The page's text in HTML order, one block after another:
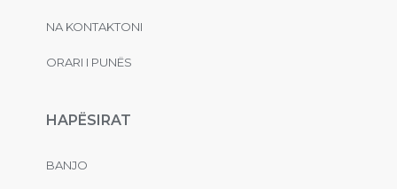
NA KONTAKTONI
ORARI I PUNËS
HAPËSIRAT
BANJO